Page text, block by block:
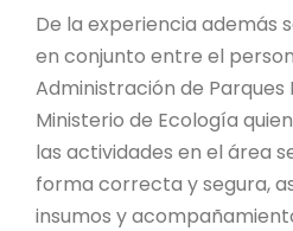
De la experiencia además
en conjunto entre el
Administración de Parques
Ministerio de Ecología
las actividades en el área
forma correcta y segura,
insumos y